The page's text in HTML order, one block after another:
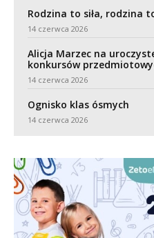
Rodzina to siła, rodzina
14 czerwca 2026
Alicja Marzec na
konkursów
14 czerwca 2026
Ognisko klas ósmych
14 czerwca 2026